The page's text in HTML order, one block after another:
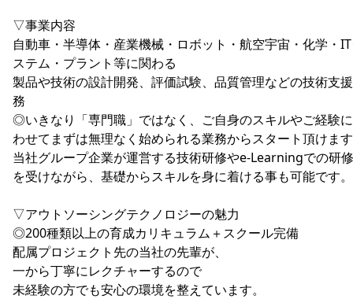
▽事業内容
自動車・半導体・産業機械・ロボット・航空宇宙・化学・
ステム・プラント等に関わる
製品や技術の設計開発、評価試験、品質管理などの技術支
務
◎いきなり「専門職」ではなく、ご自身のスキルやご経験
わせてまずは無理なく始められる業務からスタート頂けま
当社グループ企業が運営する技術研修やe-Learningでの研修
を受けながら、基礎からスキルを身に着ける事も可能です。
▽アウトソーシングテクノロジーの魅力
◎200種類以上の育成カリキュラム＋スクール完備
配属プロジェクト先の当社の先輩が、
一から丁寧にレクチャーするので
未経験の方でも安心の環境を整えています。